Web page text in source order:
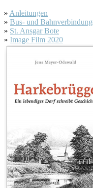
» Anleitungen
» Bus- und
» St. Ansgar Bote
» Image Film 2020